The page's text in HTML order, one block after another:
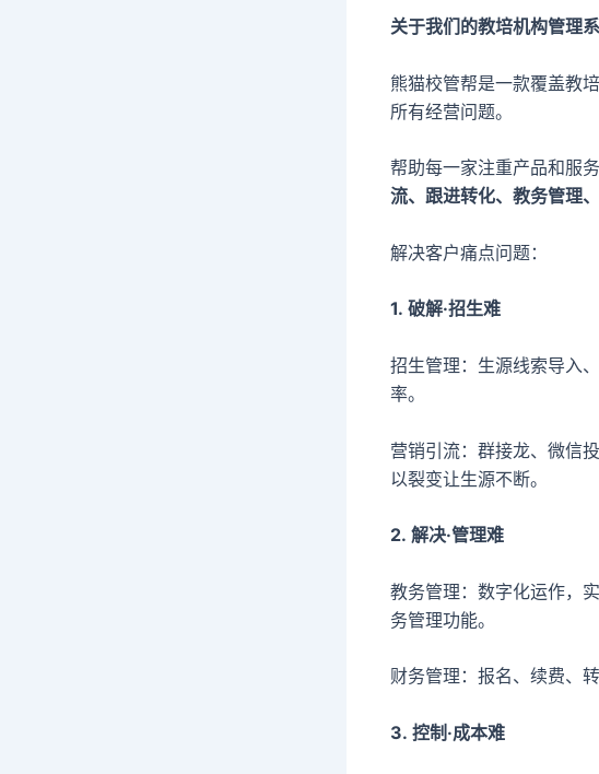
关于我们的教培机构管理
熊猫校管帮是一款覆盖教
所有经营问题。
帮助每一家注重产品和服
流、跟进转化、教务管理
解决客户痛点问题：
1. 破解·招生难
招生管理：生源线索导入
率。
营销引流：群接龙、微信
以裂变让生源不断。
2. 解决·管理难
教务管理：数字化运作，
务管理功能。
财务管理：报名、续费、
3. 控制·成本难